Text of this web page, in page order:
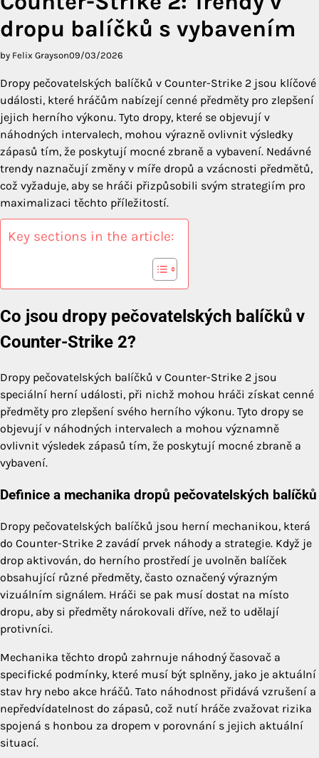
dropu balíčků s vybavením
by Felix Grayson09/03/2026
Dropy pečovatelských balíčků v Counter-Strike 2 jsou klíčové
události, které hráčům nabízejí cenné předměty pro zlepšení
jejich herního výkonu. Tyto dropy, které se objevují v
náhodných intervalech, mohou výrazně ovlivnit výsledky
zápasů tím, že poskytují mocné zbraně a vybavení. Nedávné
trendy naznačují změny v míře dropů a vzácnosti předmětů,
což vyžaduje, aby se hráči přizpůsobili svým strategiím pro
maximalizaci těchto příležitostí.
Key sections in the article:
Co jsou dropy pečovatelských balíčků v
Counter-Strike 2?
Dropy pečovatelských balíčků v Counter-Strike 2 jsou
speciální herní události, při nichž mohou hráči získat cenné
předměty pro zlepšení svého herního výkonu. Tyto dropy se
objevují v náhodných intervalech a mohou významně
ovlivnit výsledek zápasů tím, že poskytují mocné zbraně a
vybavení.
Definice a mechanika dropů pečovatelských balíčků
Dropy pečovatelských balíčků jsou herní mechanikou, která
do Counter-Strike 2 zavádí prvek náhody a strategie. Když je
drop aktivován, do herního prostředí je uvolněn balíček
obsahující různé předměty, často označený výrazným
vizuálním signálem. Hráči se pak musí dostat na místo
dropu, aby si předměty nárokovali dříve, než to udělají
protivníci.
Mechanika těchto dropů zahrnuje náhodný časovač a
specifické podmínky, které musí být splněny, jako je aktuální
stav hry nebo akce hráčů. Tato náhodnost přidává vzrušení a
nepředvídatelnost do zápasů, což nutí hráče zvažovat rizika
spojená s honbou za dropem v porovnání s jejich aktuální
situací.